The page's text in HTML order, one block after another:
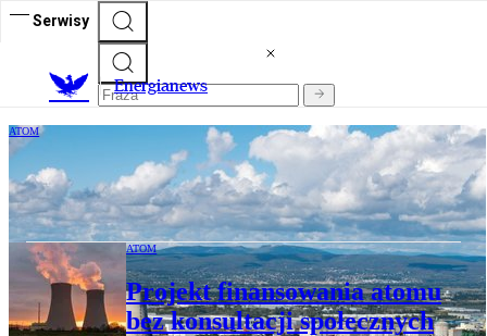
Serwisy
Energianews
ATOM
Rząd przyjął projekt ustawy o miliardach
na realizację elektrowni jądrowej
ATOM
Projekt finansowania atomu
bez konsultacji społecznych